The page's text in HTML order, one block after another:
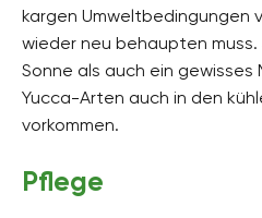
kargen Umweltbedingungen
wieder neu behaupten
Sonne als auch ein gewisses
Yucca-Arten auch in den
vorkommen.
Pflege